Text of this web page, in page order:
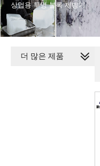
상업용 투명 블록 제빙기
더 많은 제품